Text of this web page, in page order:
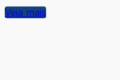
Veja mais